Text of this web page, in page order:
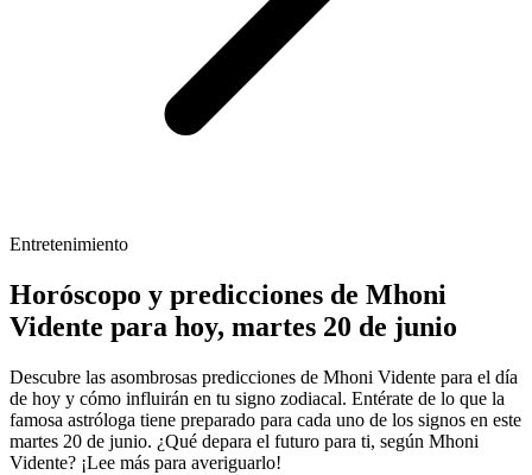
Entretenimiento
Horóscopo y predicciones de Mhoni
Vidente para hoy, martes 20 de junio
Descubre las asombrosas predicciones de Mhoni Vidente para el día
de hoy y cómo influirán en tu signo zodiacal. Entérate de lo que la
famosa astróloga tiene preparado para cada uno de los signos en este
martes 20 de junio. ¿Qué depara el futuro para ti, según Mhoni
Vidente? ¡Lee más para averiguarlo!